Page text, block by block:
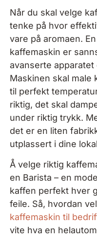
Når du skal velge
tenke på hvor
vare på aromaen.
kaffemaskin er
avanserte
Maskinen skal male
til perfekt
riktig, det skal
under riktig trykk.
det er en liten
utplassert i dine
Å velge riktig
en Barista – en
kaffen perfekt hver
feile. Så, hvordan
kaffemaskin til
vite hva en